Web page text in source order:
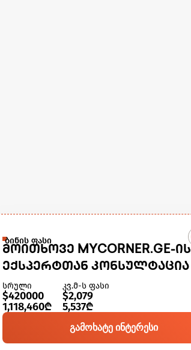
ბინის ფასი
ᲛᲝᲘᲗᲮᲝᲕᲔ MYCORNER.GE-ᲘᲡ
ᲔᲥᲡᲞᲔᲠᲢᲗᲐᲜ ᲙᲝᲜᲡᲣᲚᲢᲐᲪᲘᲐ
სრული
$420000
1,118,460₾
კვ.მ-ს ფასი
$2,079
5,537₾
გამოხატე ინტერესი